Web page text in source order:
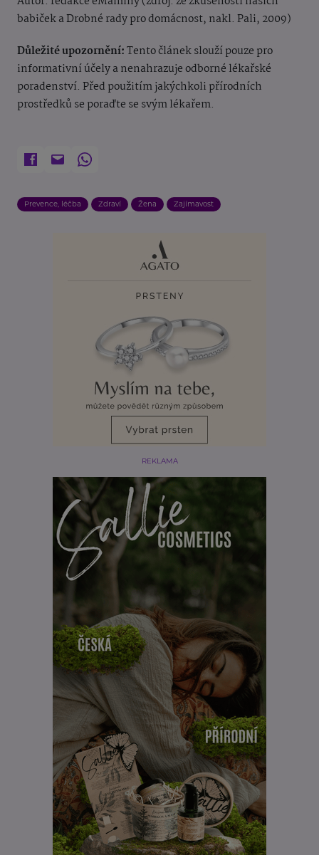
babiček a Drobné rady pro domácnost, nakl. Pali, 2009)
Důležité upozornění:Tento článek slouží pouze pro
informativní účely a nenahrazuje odborné lékařské
poradenství. Před použitím jakýchkoli přírodních
prostředků se poraďte se svým lékařem.
Prevence, léčba Zdraví Žena Zajímavost
REKLAMA